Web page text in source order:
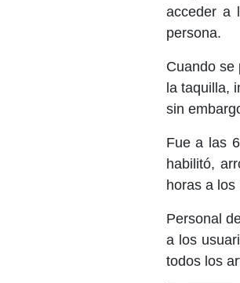
acceder a
persona.
Cuando se
la taquilla,
sin
Fue a las
habilitó,
horas a
Personal
a los
todos los